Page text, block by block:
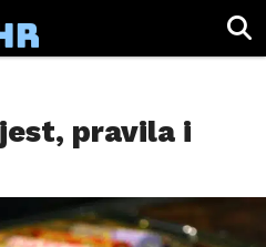
pravila i